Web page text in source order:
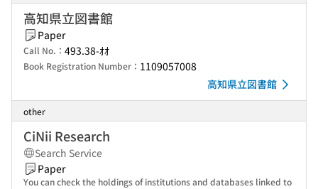
高知県立図書館
Paper
Call No.： 493.38-ｵｵ
Book Registration Number： 1109057008
高知県立図書館
other
CiNii Research
Search Service
Paper
You can check the holdings of institutions and databases linked to